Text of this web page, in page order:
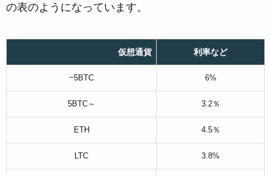
の表のようになっています。
仮想通貨 利率など
~5BTC 6%
5BTC～ 3.2％
ETH 4.5％
LTC 3.8%